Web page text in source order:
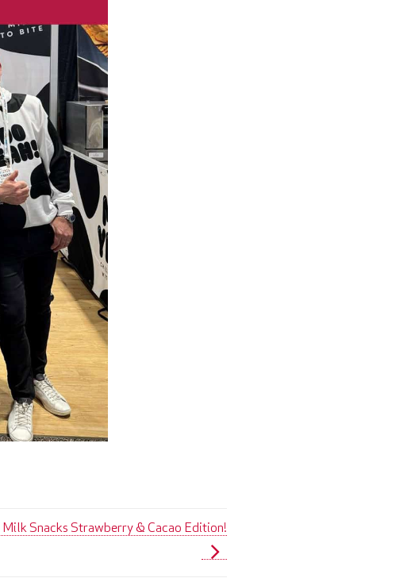
Snacks Strawberry & Cacao Edition!